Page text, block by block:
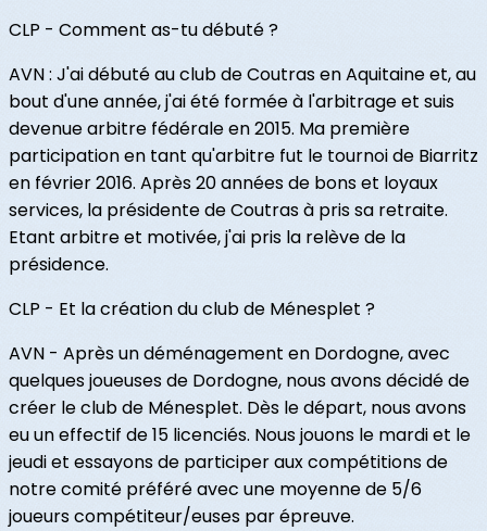
CLP - Comment as-tu débuté ?
AVN : J'ai débuté au club de Coutras en Aquitaine et, au
bout d'une année, j'ai été formée à l'arbitrage et suis
devenue arbitre fédérale en 2015. Ma première
participation en tant qu'arbitre fut le tournoi de Biarritz
en février 2016. Après 20 années de bons et loyaux
services, la présidente de Coutras à pris sa retraite.
Etant arbitre et motivée, j'ai pris la relève de la
présidence.
CLP - Et la création du club de Ménesplet ?
AVN - Après un déménagement en Dordogne, avec
quelques joueuses de Dordogne, nous avons décidé de
créer le club de Ménesplet. Dès le départ, nous avons
eu un effectif de 15 licenciés. Nous jouons le mardi et le
jeudi et essayons de participer aux compétitions de
notre comité préféré avec une moyenne de 5/6
joueurs compétiteur/euses par épreuve.